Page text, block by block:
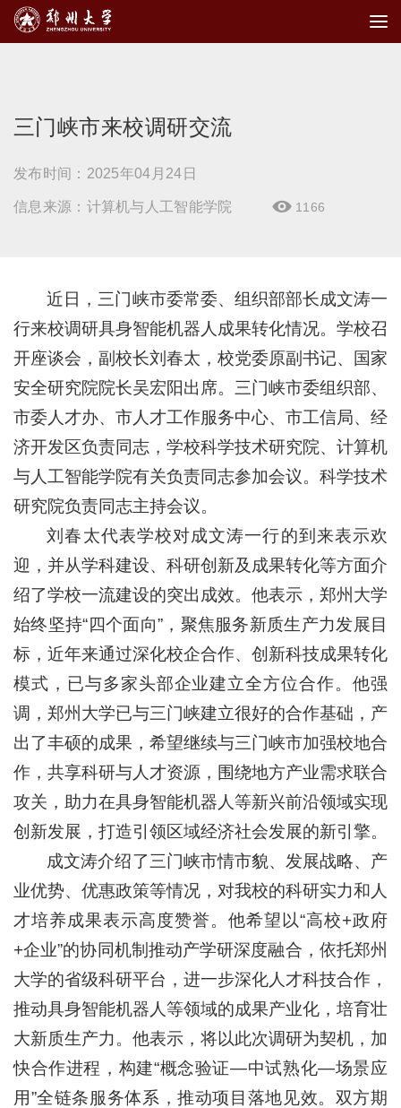
三门峡市来校调研交流
发布时间：2025年04月24日
信息来源：计算机与人工智能学院  1166
近日，三门峡市委常委、组织部部长成文涛一
行来校调研具身智能机器人成果转化情况。学校召
开座谈会，副校长刘春太，校党委原副书记、国家
安全研究院院长吴宏阳出席。三门峡市委组织部、
市委人才办、市人才工作服务中心、市工信局、经
济开发区负责同志，学校科学技术研究院、计算机
与人工智能学院有关负责同志参加会议。科学技术
研究院负责同志主持会议。
刘春太代表学校对成文涛一行的到来表示欢
迎，并从学科建设、科研创新及成果转化等方面介
绍了学校一流建设的突出成效。他表示，郑州大学
始终坚持“四个面向”，聚焦服务新质生产力发展目
标，近年来通过深化校企合作、创新科技成果转化
模式，已与多家头部企业建立全方位合作。他强
调，郑州大学已与三门峡建立很好的合作基础，产
出了丰硕的成果，希望继续与三门峡市加强校地合
作，共享科研与人才资源，围绕地方产业需求联合
攻关，助力在具身智能机器人等新兴前沿领域实现
创新发展，打造引领区域经济社会发展的新引擎。
成文涛介绍了三门峡市情市貌、发展战略、产
业优势、优惠政策等情况，对我校的科研实力和人
才培养成果表示高度赞誉。他希望以“高校+政府
+企业”的协同机制推动产学研深度融合，依托郑州
大学的省级科研平台，进一步深化人才科技合作，
推动具身智能机器人等领域的成果产业化，培育壮
大新质生产力。他表示，将以此次调研为契机，加
快合作进程，构建“概念验证—中试熟化—场景应
用”全链条服务体系，推动项目落地见效。双方期